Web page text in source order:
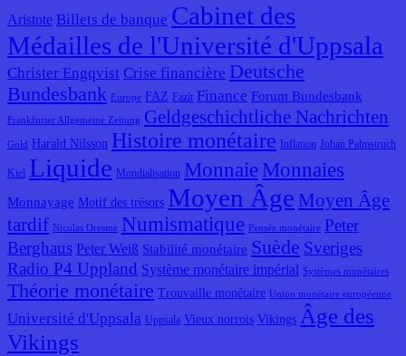
Aristote Billets de banque Cabinet des
Médailles de l'Université d'Uppsala
Christer Engqvist Crise financière Deutsche
Bundesbank
Europe FAZ Fazit Finance Forum Bundesbank
Frankfurter Allgemeine Zeitung Geldgeschichtliche Nachrichten
Gold Harald Nilsson Histoire monétaire Inflation Johan Palmstruch
Kiel Liquide Mondialisation Monnaie Monnaies
Monnayage Motif des trésors Moyen Âge Moyen Âge
tardif Nicolas Oresme Numismatique Pensée monétaire Peter
Berghaus Peter Weiß Stabilité monétaire Suède Sveriges
Radio P4 Uppland Système monétaire impérial Systèmes monétaires
Théorie monétaire Trouvaille monétaire Union monétaire européenne
Université d'Uppsala Uppsala Vieux norrois Vikings Âge des
Vikings